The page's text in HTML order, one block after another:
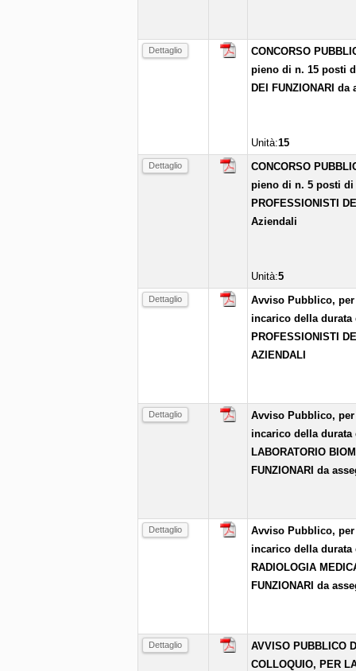
Dettaglio
CONCORSO
pieno di n. 15 posti
DEI FUNZIONARI
Unità:15
Dettaglio
CONCORSO
pieno di n. 5 posti di
PROFESSIONISTI
Aziendali
Unità:5
Dettaglio
Avviso Pubblico,
incarico della durata
PROFESSIONISTI
AZIENDALI
Dettaglio
Avviso Pubblico,
incarico della durata
LABORATORIO
FUNZIONARI da
Dettaglio
Avviso Pubblico,
incarico della durata
RADIOLOGIA
FUNZIONARI da
Dettaglio
AVVISO PUBBLICO
COLLOQUIO, PER